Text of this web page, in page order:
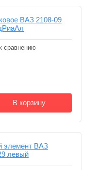
ВАЗ 2108-09
сравнению
В корзину
элемент ВАЗ
левый